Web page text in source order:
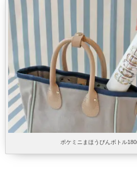
ポケミニまほうびんボトル​